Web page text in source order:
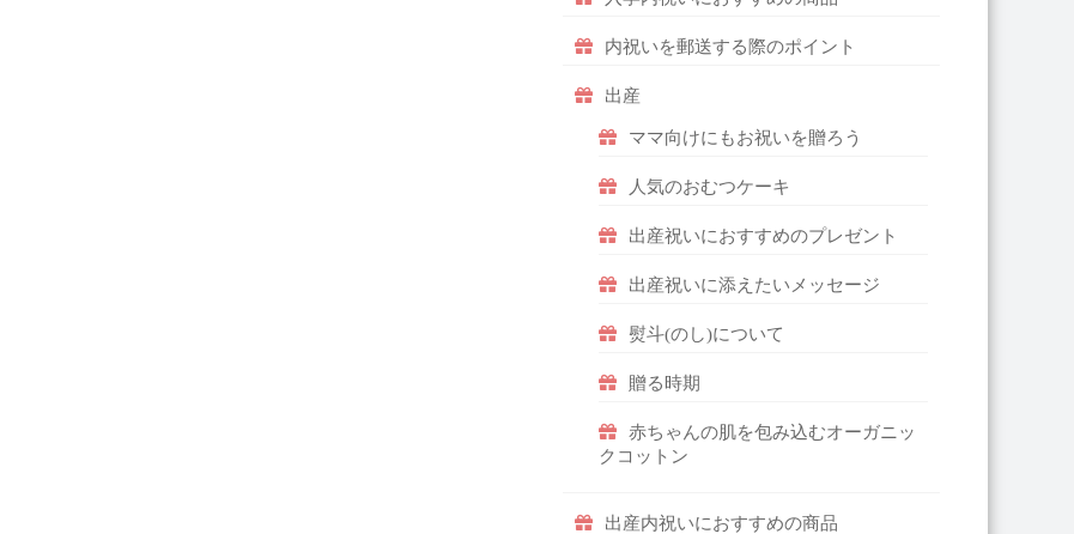
内祝いを郵送する際のポイント
出産
ママ向けにもお祝いを贈ろう
人気のおむつケーキ
出産祝いにおすすめのプレゼント
出産祝いに添えたいメッセージ
熨斗(のし)について
贈る時期
赤ちゃんの肌を包み込むオーガニッ
クコットン
出産内祝いにおすすめの商品